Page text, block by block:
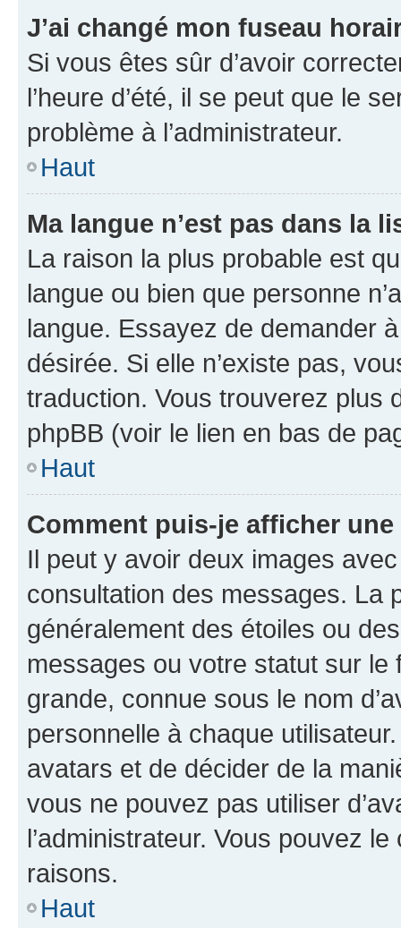
J’ai changé mon fuseau
Si vous êtes sûr d’avoir
l’heure d’été, il se peut que le
problème à l’administrateur.
Haut
Ma langue n’est pas dans la
La raison la plus probable est
langue ou bien que personne
langue. Essayez de demander
désirée. Si elle n’existe pas,
traduction. Vous trouverez plus
phpBB (voir le lien en bas de
Haut
Comment puis-je afficher
Il peut y avoir deux images
consultation des messages. La
généralement des étoiles ou
messages ou votre statut sur
grande, connue sous le nom
personnelle à chaque utilisateur.
avatars et de décider de la
vous ne pouvez pas utiliser
l’administrateur. Vous pouvez
raisons.
Haut